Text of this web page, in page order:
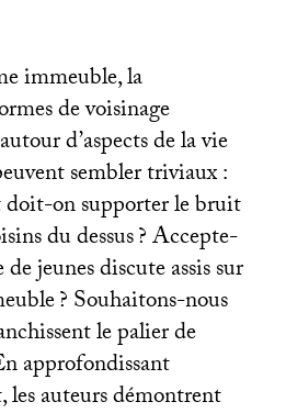
immeuble, la
de voisinage
d’aspects de la vie
sembler triviaux :
doit-on supporter le bruit
du dessus? Accepte-
jeunes discute assis sur
? Souhaitons-nous
le palier de
approfondissant
les auteurs démontrent